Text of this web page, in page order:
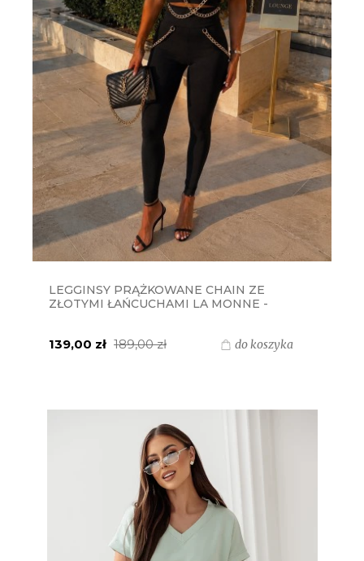
LEGGINSY PRĄŻKOWANE CHAIN ZE
ZŁOTYMI ŁAŃCUCHAMI LA MONNE -
139,00 zł 189,00 zł do koszyka